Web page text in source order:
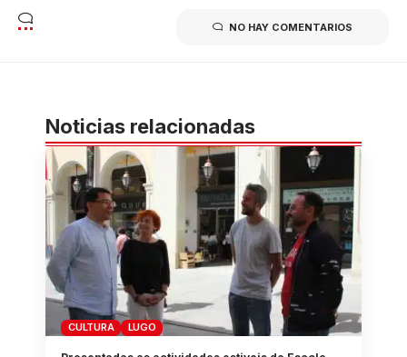
NO HAY COMENTARIOS
Noticias relacionadas
CULTURA LUGO